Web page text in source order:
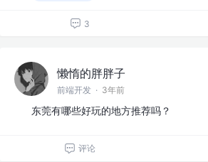
3
懒惰的胖胖子
前端开发 · 3年前
东莞有哪些好玩的地方推荐吗？
评论